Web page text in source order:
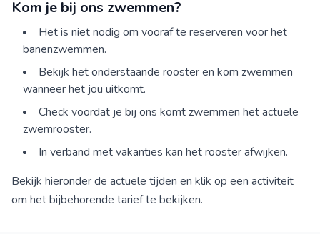
Kom je bij ons zwemmen?
Het is niet nodig om vooraf te reserveren voor het
banenzwemmen.
Bekijk het onderstaande rooster en kom zwemmen
wanneer het jou uitkomt.
Check voordat je bij ons komt zwemmen het actuele
zwemrooster.
In verband met vakanties kan het rooster afwijken.
Bekijk hieronder de actuele tijden en klik op een activiteit
om het bijbehorende tarief te bekijken.